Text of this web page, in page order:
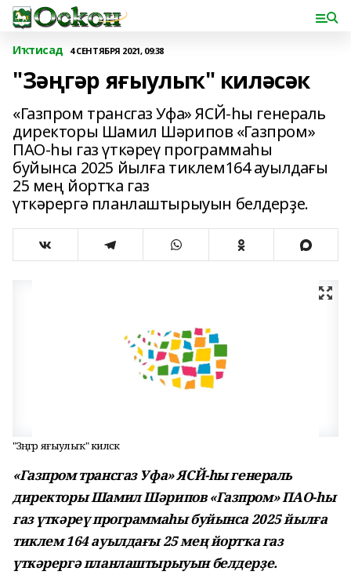
Иҡтисад 4 СЕНТЯБРЯ 2021, 09:38
"Зәңгәр яғыулыҡ" киләсәк
«Газпром трансгаз Уфа» ЯСЙ-һы генераль
директоры Шамил Шәрипов «Газпром»
ПАО-һы газ үткәреү программаһы
буйынса 2025 йылға тиклем164 ауылдағы
25 мең йортҡа газ
үткәрергә планлаштырыуын белдерҙе.
"Зәңгәр яғыулыҡ" киләсәк
«Газпром трансгаз Уфа» ЯСЙ-һы генераль
директоры Шамил Шәрипов «Газпром» ПАО-һы
газ үткәреү программаһы буйынса 2025 йылға
тиклем 164 ауылдағы 25 мең йортҡа газ
үткәрергә планлаштырыуын белдерҙе.